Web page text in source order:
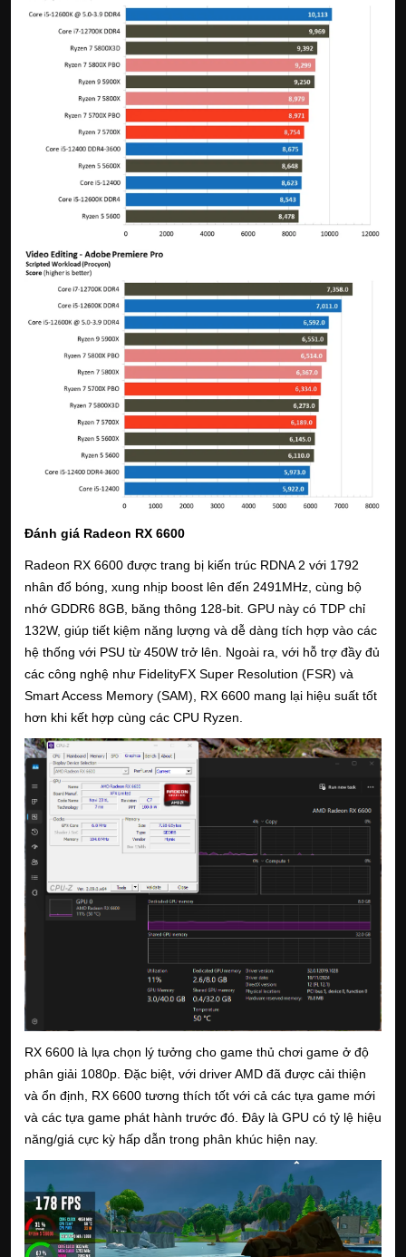
Đánh giá Radeon RX 6600
Radeon RX 6600 được trang bị kiến trúc RDNA 2 với 1792
nhân đổ bóng, xung nhịp boost lên đến 2491MHz, cùng bộ
nhớ GDDR6 8GB, băng thông 128-bit. GPU này có TDP chỉ
132W, giúp tiết kiệm năng lượng và dễ dàng tích hợp vào các
hệ thống với PSU từ 450W trở lên. Ngoài ra, với hỗ trợ đầy đủ
các công nghệ như FidelityFX Super Resolution (FSR) và
Smart Access Memory (SAM), RX 6600 mang lại hiệu suất tốt
hơn khi kết hợp cùng các CPU Ryzen.
RX 6600 là lựa chọn lý tưởng cho game thủ chơi game ở độ
phân giải 1080p. Đặc biệt, với driver AMD đã được cải thiện
và ổn định, RX 6600 tương thích tốt với cả các tựa game mới
và các tựa game phát hành trước đó. Đây là GPU có tỷ lệ hiệu
năng/giá cực kỳ hấp dẫn trong phân khúc hiện nay.